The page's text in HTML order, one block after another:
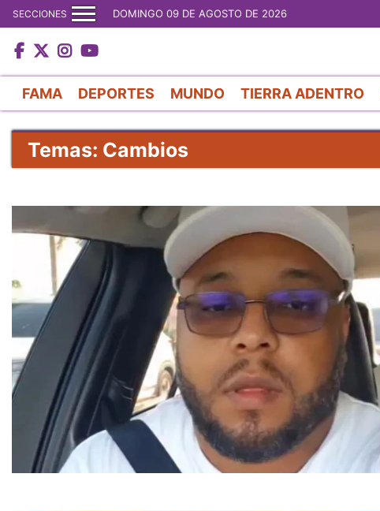
SECCIONES DOMINGO 09 DE AGOSTO DE 2026
FAMA DEPORTES MUNDO TIERRA ADENTRO
Temas: Cambios